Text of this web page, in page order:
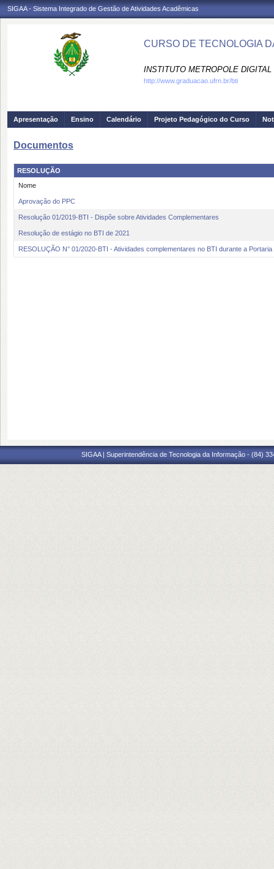
SIGAA - Sistema Integrado de Gestão de Atividades Acadêmicas
CURSO DE TECNOLOGIA
INSTITUTO METROPOLE DIGITAL
http://www.graduacao.ufrn.br/bti
Apresentação Ensino Calendário Projeto Pedagógico do Curso
Documentos
RESOLUÇÃO
Nome
Aprovação do PPC
Resolução 01/2019-BTI - Dispõe sobre Atividades Complementares
Resolução de estágio no BTI de 2021
RESOLUÇÃO N° 01/2020-BTI - Atividades complementares no BTI durante a Portaria
SIGAA | Superintendência de Tecnologia da Informação - (84)